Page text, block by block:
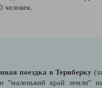
человек.
поездка в Териберку
"маленький край земли"